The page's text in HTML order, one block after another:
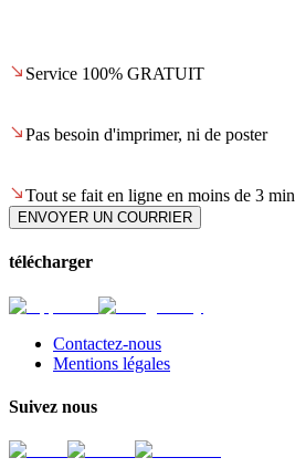
Service 100% GRATUIT
Pas besoin d'imprimer, ni de poster
Tout se fait en ligne en moins de 3 min
ENVOYER UN COURRIER
télécharger
Contactez-nous
Mentions légales
Suivez nous